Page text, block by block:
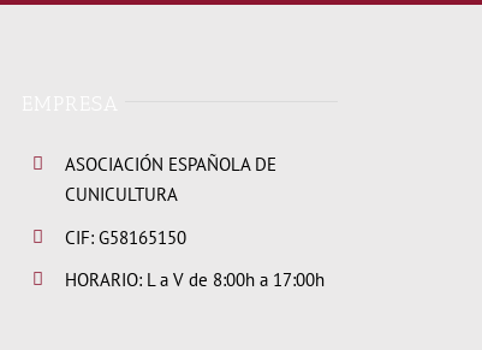
ASOCIACIÓN ESPAÑOLA DE
CUNICULTURA
CIF: G58165150
HORARIO: L a V de 8:00h a 17:00h